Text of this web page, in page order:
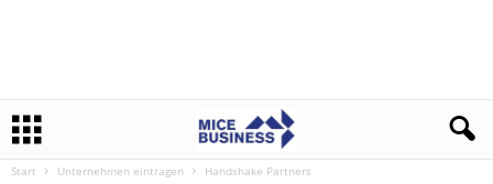
Start Unternehmen eintragen Handshake Partners